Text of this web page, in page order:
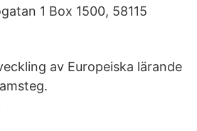
1 Box 1500, 58115
av Europeiska lärande